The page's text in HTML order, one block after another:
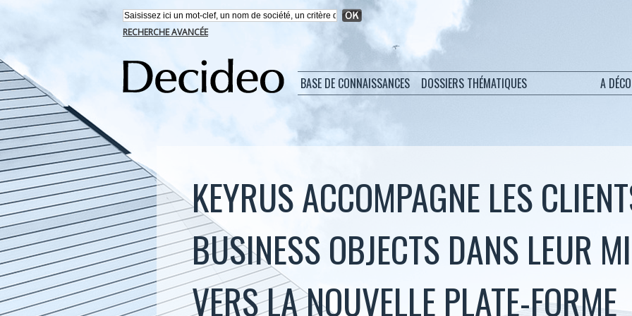
RECHERCHE AVANCÉE
BASE DE CONNAISSANCES DOSSIERS THÉMATIQUES A
KEYRUS ACCOMPAGNE LES
BUSINESS OBJECTS DANS LEUR
VERS LA NOUVELLE PLATE-FORME